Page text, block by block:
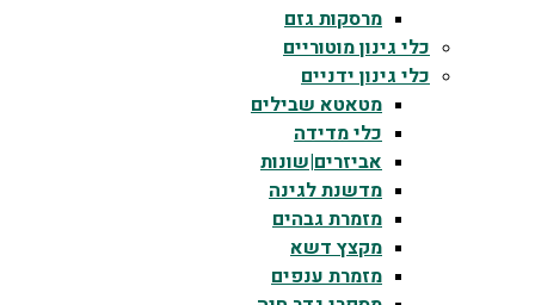
מרסקות גזם
כלי גינון מוטוריים
כלי גינון ידניים
מטאטא שבילים
כלי מדידה
אביזרים|שונות
מדשנת לגינה
מזמרת גבהים
מקצץ דשא
מזמרת ענפים